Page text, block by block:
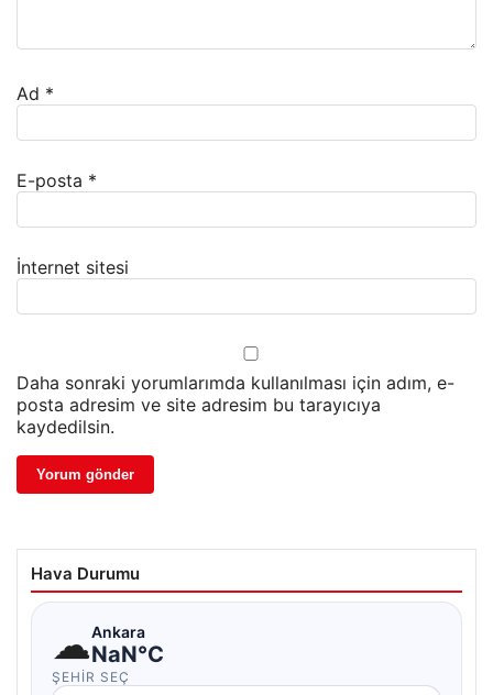
Ad *
E-posta *
İnternet sitesi
Daha sonraki yorumlarımda kullanılması için adım, e-
posta adresim ve site adresim bu tarayıcıya
kaydedilsin.
Hava Durumu
☁Ankara
NaN°C
ŞEHIR SEÇ